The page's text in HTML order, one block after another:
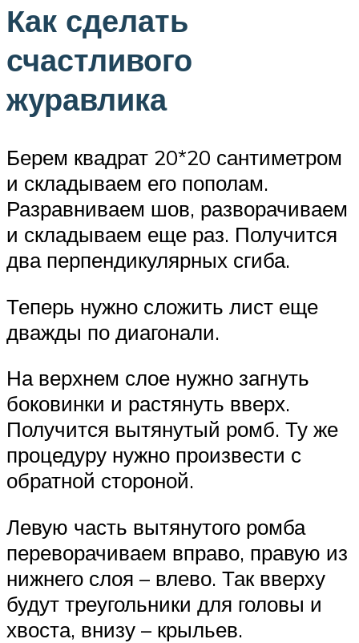
Как сделать
счастливого
журавлика
Берем квадрат 20*20 сантиметром
и складываем его пополам.
Разравниваем шов, разворачиваем
и складываем еще раз. Получится
два перпендикулярных сгиба.
Теперь нужно сложить лист еще
дважды по диагонали.
На верхнем слое нужно загнуть
боковинки и растянуть вверх.
Получится вытянутый ромб. Ту же
процедуру нужно произвести с
обратной стороной.
Левую часть вытянутого ромба
переворачиваем вправо, правую из
нижнего слоя – влево. Так вверху
будут треугольники для головы и
хвоста, внизу – крыльев.